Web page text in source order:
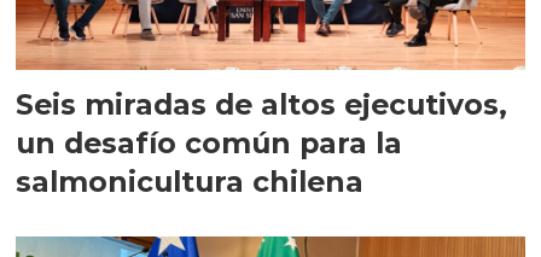
Seis miradas de altos ejecutivos,
un desafío común para la
salmonicultura chilena